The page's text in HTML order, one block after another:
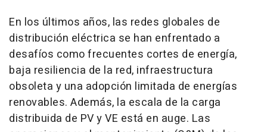
En los últimos años, las redes globales de
distribución eléctrica se han enfrentado a
desafíos como frecuentes cortes de energía,
baja resiliencia de la red, infraestructura
obsoleta y una adopción limitada de energías
renovables. Además, la escala de la carga
distribuida de PV y VE está en auge. Las